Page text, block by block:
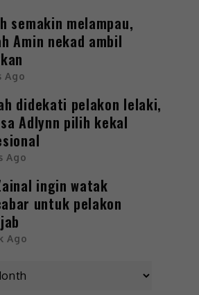
semakin melampau,
Amin nekad ambil
Ago
didekati pelakon lelaki,
Adlynn pilih kekal
Ago
ingin watak
untuk pelakon
Ago